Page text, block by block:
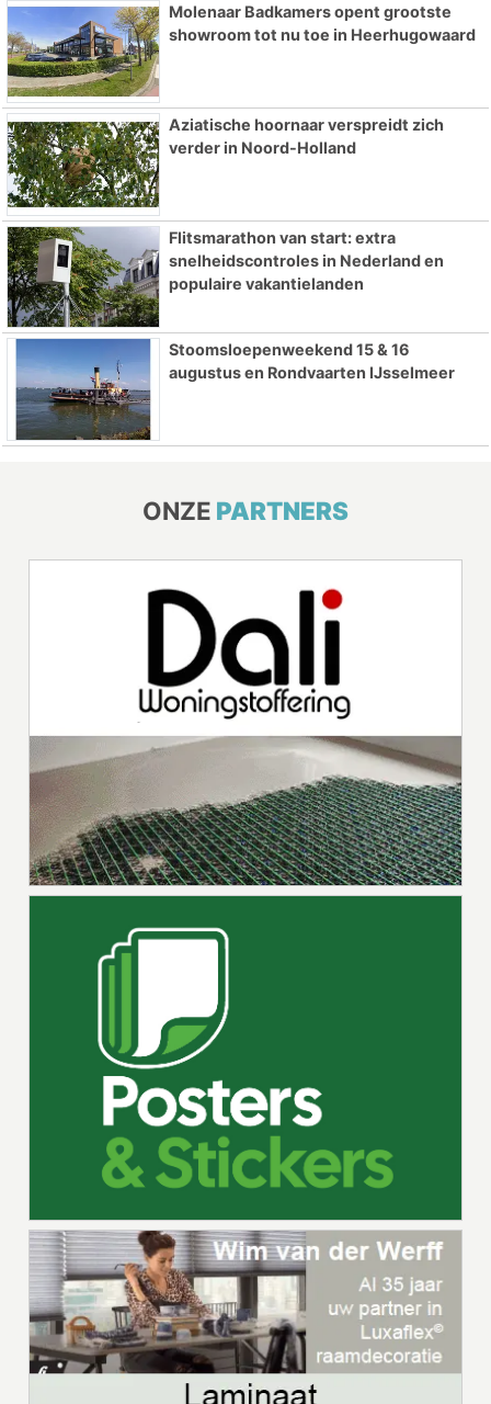
Molenaar Badkamers opent grootste
showroom tot nu toe in Heerhugowaard
Aziatische hoornaar verspreidt zich
verder in Noord-Holland
Flitsmarathon van start: extra
snelheidscontroles in Nederland en
populaire vakantielanden
Stoomsloepenweekend 15 & 16
augustus en Rondvaarten IJsselmeer
ONZE PARTNERS